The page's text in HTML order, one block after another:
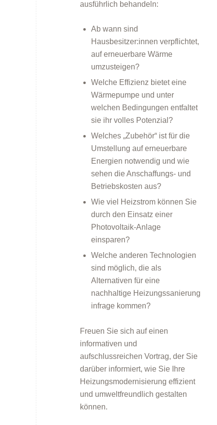
Förderprogramme
ausführlich behandeln:
Ab wann sind
Hausbesitzer:innen verpflichtet,
auf erneuerbare Wärme
umzusteigen?
Welche Effizienz bietet eine
Wärmepumpe und unter
welchen Bedingungen entfaltet
sie ihr volles Potenzial?
Welches „Zubehör“ ist für die
Umstellung auf erneuerbare
Energien notwendig und wie
sehen die Anschaffungs- und
Betriebskosten aus?
Wie viel Heizstrom können Sie
durch den Einsatz einer
Photovoltaik-Anlage
einsparen?
Welche anderen Technologien
sind möglich, die als
Alternativen für eine
nachhaltige Heizungssanierung
infrage kommen?
Freuen Sie sich auf einen
informativen und
aufschlussreichen Vortrag, der Sie
darüber informiert, wie Sie Ihre
Heizungsmodernisierung effizient
und umweltfreundlich gestalten
können.